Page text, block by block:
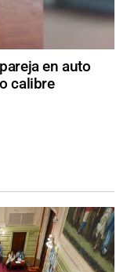
en auto
calibre